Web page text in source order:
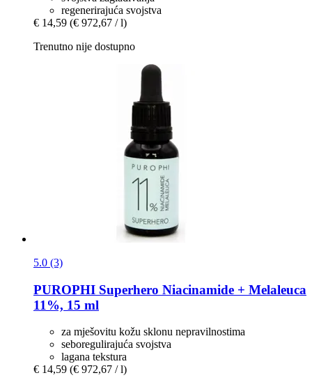
regenerirajuća svojstva
€ 14,59 (€ 972,67 / l)
Trenutno nije dostupno
5.0 (3)
PUROPHI Superhero Niacinamide + Melaleuca
11%, 15 ml
za mješovitu kožu sklonu nepravilnostima
seboregulirajuća svojstva
lagana tekstura
€ 14,59 (€ 972,67 / l)